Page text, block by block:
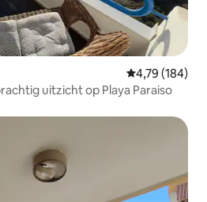
Gemiddelde
4,79 (184)
uitzicht op Playa Paraiso